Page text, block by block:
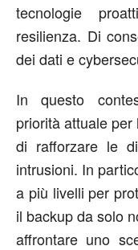
tecnologie
resilienza. Di
dei dati e
In questo
priorità attuale
di rafforzare le
intrusioni. In
a più livelli per
il backup da solo
affrontare uno